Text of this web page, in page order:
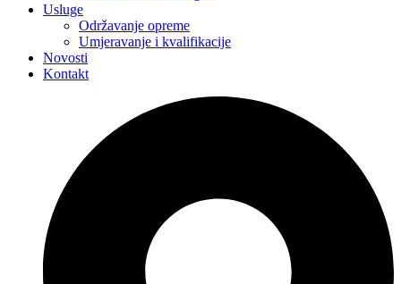
Usluge
Održavanje opreme
Umjeravanje i kvalifikacije
Novosti
Kontakt